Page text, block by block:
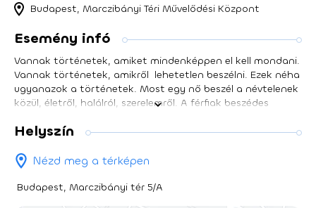
Budapest, Marczibányi Téri Művelődési Központ
Esemény infó
Vannak történetek, amiket mindenképpen el kell mondani.
Vannak történetek, amikről lehetetlen beszélni. Ezek néha
ugyanazok a történetek. Most egy nő beszél a névtelenek
közül, életről, halálról, szerelemről. A férfiak beszédes
A gyerekek kiszolgáltatottságáról. Arról a gyilkos
lányok. Dennis Kelly jellemző írói eszköze a késleltetés, a
építő hatáskeltés - aki egy Kelly-darab cselekményét előre
Helyszín
Nézd meg a térképen
Budapest, Marczibányi tér 5/A